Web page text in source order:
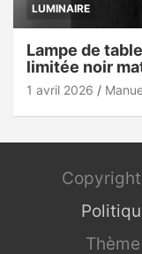
LUMINAIRE
Lampe de
limitée noir
1 avril 2026